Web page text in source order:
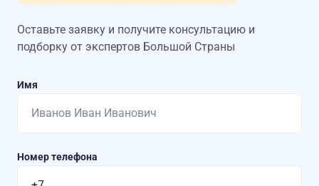
Оставьте заявку и получите консультацию и
подборку от экспертов Большой Страны
Имя
Номер телефона